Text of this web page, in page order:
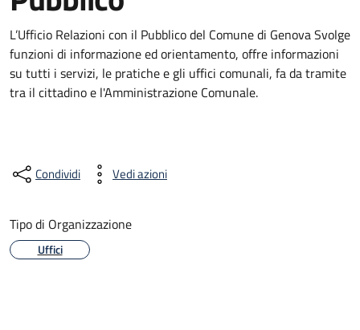
L’Ufficio Relazioni con il Pubblico del Comune di Genova Svolge
funzioni di informazione ed orientamento, offre informazioni
su tutti i servizi, le pratiche e gli uffici comunali, fa da tramite
tra il cittadino e l'Amministrazione Comunale.
Condividi Vedi azioni
Tipo di Organizzazione
Uffici